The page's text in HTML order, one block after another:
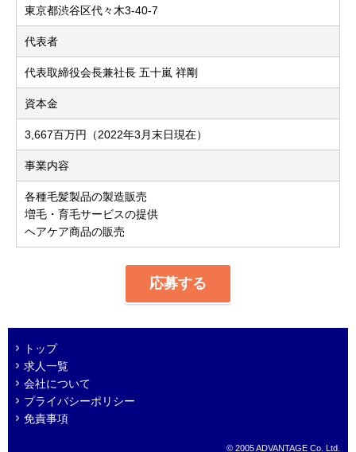
東京都渋谷区代々木3-40-7
代表者
代表取締役会長兼社長 五十嵐 祥剛
資本金
3,667百万円（2022年3月末日現在）
事業内容
各種毛髪製品の製造販売
増毛・育毛サービスの提供
ヘアケア商品の販売
応募する
トップ
求人一覧
会社について
プライバシーポリシー
免責事項
© 2005 ADVANTAGE Co. Ltd.